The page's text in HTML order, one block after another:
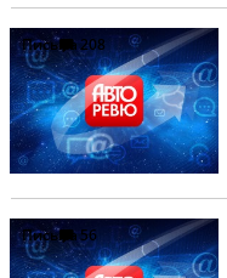
Письма208
Письма56